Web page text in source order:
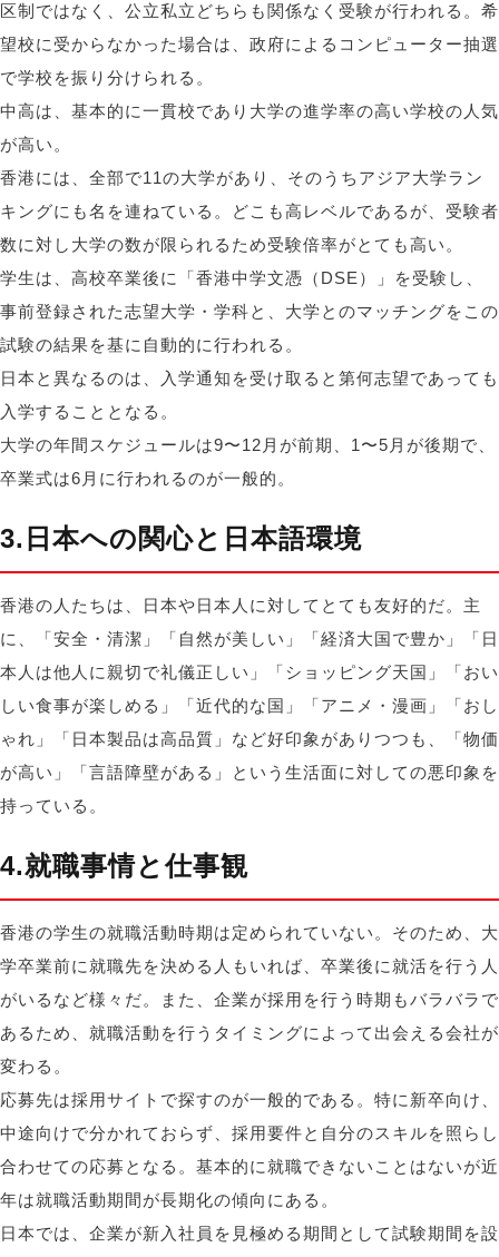
区制ではなく、公立私立どちらも関係なく受験が行われる。希
望校に受からなかった場合は、政府によるコンピューター抽選
で学校を振り分けられる。
中高は、基本的に一貫校であり大学の進学率の高い学校の人気
が高い。
香港には、全部で11の大学があり、そのうちアジア大学ラン
キングにも名を連ねている。どこも高レベルであるが、受験者
数に対し大学の数が限られるため受験倍率がとても高い。
学生は、高校卒業後に「香港中学文憑（DSE）」を受験し、
事前登録された志望大学・学科と、大学とのマッチングをこの
試験の結果を基に自動的に行われる。
日本と異なるのは、入学通知を受け取ると第何志望であっても
入学することとなる。
大学の年間スケジュールは9〜12月が前期、1〜5月が後期で、
卒業式は6月に行われるのが一般的。
3.日本への関心と日本語環境
香港の人たちは、日本や日本人に対してとても友好的だ。主
に、「安全・清潔」「自然が美しい」「経済大国で豊か」「日
本人は他人に親切で礼儀正しい」「ショッピング天国」「おい
しい食事が楽しめる」「近代的な国」「アニメ・漫画」「おし
ゃれ」「日本製品は高品質」など好印象がありつつも、「物価
が高い」「言語障壁がある」という生活面に対しての悪印象を
持っている。
4.就職事情と仕事観
香港の学生の就職活動時期は定められていない。そのため、大
学卒業前に就職先を決める人もいれば、卒業後に就活を行う人
がいるなど様々だ。また、企業が採用を行う時期もバラバラで
あるため、就職活動を行うタイミングによって出会える会社が
変わる。
応募先は採用サイトで探すのが一般的である。特に新卒向け、
中途向けで分かれておらず、採用要件と自分のスキルを照らし
合わせての応募となる。基本的に就職できないことはないが近
年は就職活動期間が長期化の傾向にある。
日本では、企業が新入社員を見極める期間として試験期間を設